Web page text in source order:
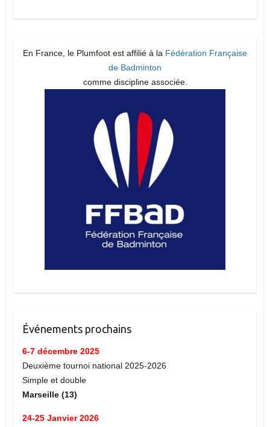
En France, le Plumfoot est affilié à la Fédération Française
de Badminton
comme discipline associée.
Événements prochains
6-7 décembre 2025
Deuxième tournoi national 2025-2026
Simple et double
Marseille (13)
24-25 Janvier 2026